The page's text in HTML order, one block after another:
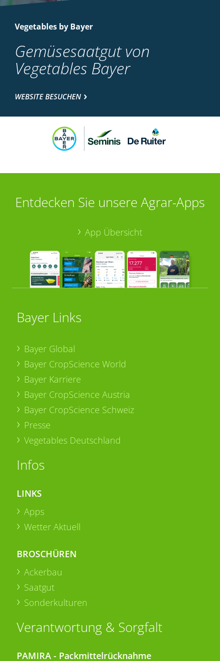
Vegetables by Bayer
Gemüsesaatgut von
Vegetables Bayer
WEBSITE BESUCHEN
Entdecken Sie unsere Agrar-Apps
App Übersicht
Bayer Links
Bayer Global
Bayer CropScience World
Bayer Karriere
Bayer CropScience Austria
Bayer CropScience Schweiz
Presse
Vegetables Deutschland
Infos
LINKS
Apps
Wetter Aktuell
BROSCHÜREN
Ackerbau
Saatgut
Sonderkulturen
Verantwortung & Sorgfalt
PAMIRA - Packmittelrücknahme